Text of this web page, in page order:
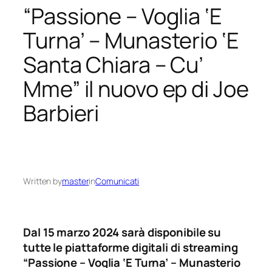
“Passione – Voglia ‘E
Turna’ – Munasterio ‘E
Santa Chiara – Cu’
Mme” il nuovo ep di Joe
Barbieri
Written bymasterinComunicati
Dal 15 marzo 2024 sarà disponibile su
tutte le piattaforme digitali di streaming
“Passione – Voglia ‘E Turna’ – Munasterio